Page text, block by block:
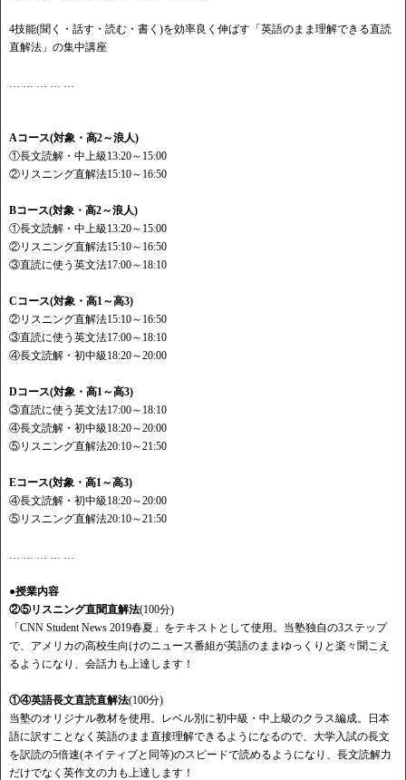
4技能(聞く・話す・読む・書く)を効率良く伸ばす「英語のまま理解できる直読
直解法」の集中講座
Aコース(対象・高2～浪人)
①長文読解・中上級13:20～15:00
②リスニング直解法15:10～16:50
Bコース(対象・高2～浪人)
①長文読解・中上級13:20～15:00
②リスニング直解法15:10～16:50
③直読に使う英文法17:00～18:10
Cコース(対象・高1～高3)
②リスニング直解法15:10～16:50
③直読に使う英文法17:00～18:10
④長文読解・初中級18:20～20:00
Dコース(対象・高1～高3)
③直読に使う英文法17:00～18:10
④長文読解・初中級18:20～20:00
⑤リスニング直解法20:10～21:50
Eコース(対象・高1～高3)
④長文読解・初中級18:20～20:00
⑤リスニング直解法20:10～21:50
●授業内容
②⑤リスニング直聞直解法(100分)
「CNN Student News 2019春夏」をテキストとして使用。当塾独自の3ステップ
で、アメリカの高校生向けのニュース番組が英語のままゆっくりと楽々聞こえ
るようになり、会話力も上達します！
①④英語長文直読直解法(100分)
当塾のオリジナル教材を使用。レベル別に初中級・中上級のクラス編成。日本
語に訳すことなく英語のまま直接理解できるようになるので、大学入試の長文
を訳読の5倍速(ネイティブと同等)のスピードで読めるようになり、長文読解力
だけでなく英作文の力も上達します！